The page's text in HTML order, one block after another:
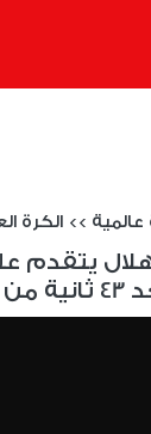
عالمية >> الكرة
يتقدم